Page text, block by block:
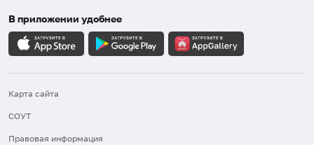
В приложении удобнее
Карта сайта
СОУТ
Правовая информация